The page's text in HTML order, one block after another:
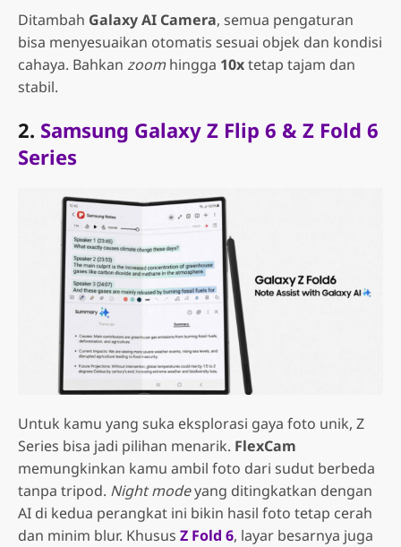
Ditambah Galaxy AI Camera, semua pengaturan
bisa menyesuaikan otomatis sesuai objek dan kondisi
cahaya. Bahkan zoomhingga 10xtetap tajam dan
stabil.
2. Samsung Galaxy Z Flip 6 & Z Fold 6
Series
Untuk kamu yang suka eksplorasi gaya foto unik, Z
Series bisa jadi pilihan menarik. FlexCam
memungkinkan kamu ambil foto dari sudut berbeda
tanpa tripod. Night modeyang ditingkatkan dengan
AI di kedua perangkat ini bikin hasil foto tetap cerah
dan minim blur. Khusus Z Fold 6, layar besarnya juga